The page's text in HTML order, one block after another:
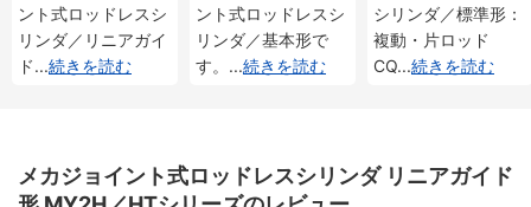
ント式ロッドレスシ
リンダ／リニアガイ
ド...続きを読む
ント式ロッドレスシ
リンダ／基本形で
す。 ...続きを読む
シリンダ／標準形：
複動・片ロッド
CQ...続きを読む
メカジョイント式ロッドレスシリンダ リニアガイド